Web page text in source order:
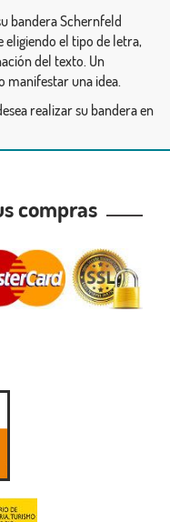
bandera Schernfeld
el tipo de letra,
del texto. Un
manifestar una idea.
realizar su bandera en
compras